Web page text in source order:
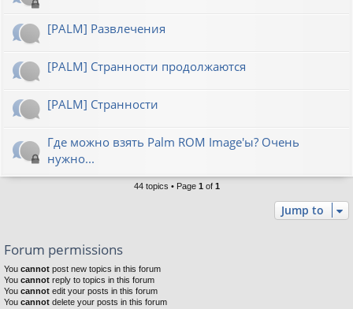
[PALM] Развлечения
[PALM] Странности продолжаются
[PALM] Странности
Где можно взять Palm ROM Image'ы? Очень
нужно...
44 topics • Page 1 of 1
Jump to
Forum permissions
You cannot post new topics in this forum
You cannot reply to topics in this forum
You cannot edit your posts in this forum
You cannot delete your posts in this forum